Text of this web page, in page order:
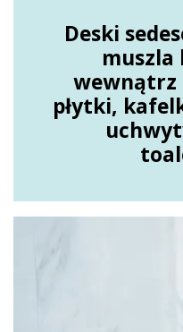
Deski
muszla
wewnątrz
płytki,